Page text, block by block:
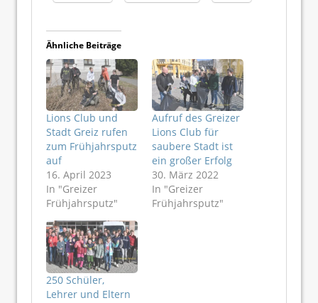
Ähnliche Beiträge
Lions Club und
Stadt Greiz rufen
zum Frühjahrsputz
auf
16. April 2023
In "Greizer
Frühjahrsputz"
Aufruf des Greizer
Lions Club für
saubere Stadt ist
ein großer Erfolg
30. März 2022
In "Greizer
Frühjahrsputz"
250 Schüler,
Lehrer und Eltern